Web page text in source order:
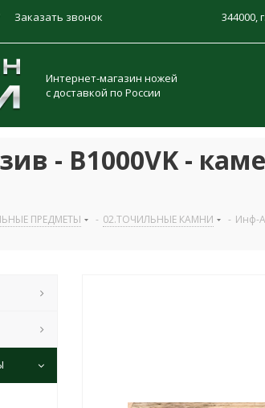
Заказать звонок 344000,
Интернет-магазин ножей
с доставкой по России
- B1000VK -
ПРЕДМЕТЫ - 02.ТОЧИЛЬНЫЕ КАМНИ - Инф-